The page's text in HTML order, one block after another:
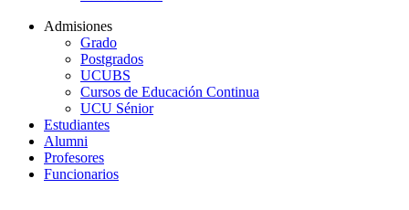
Admisiones
Grado
Postgrados
UCUBS
Cursos de Educación Continua
UCU Sénior
Estudiantes
Alumni
Profesores
Funcionarios